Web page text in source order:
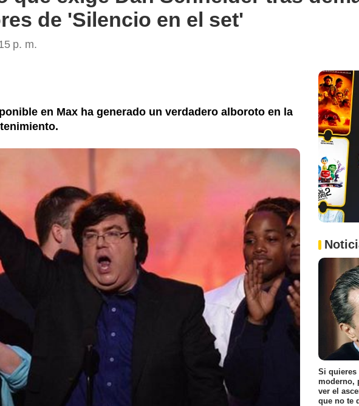
de 'Silencio en el set'
p. m.
en Max ha generado un verdadero alboroto en la
Si quieres
moderno,
ver el
que no te